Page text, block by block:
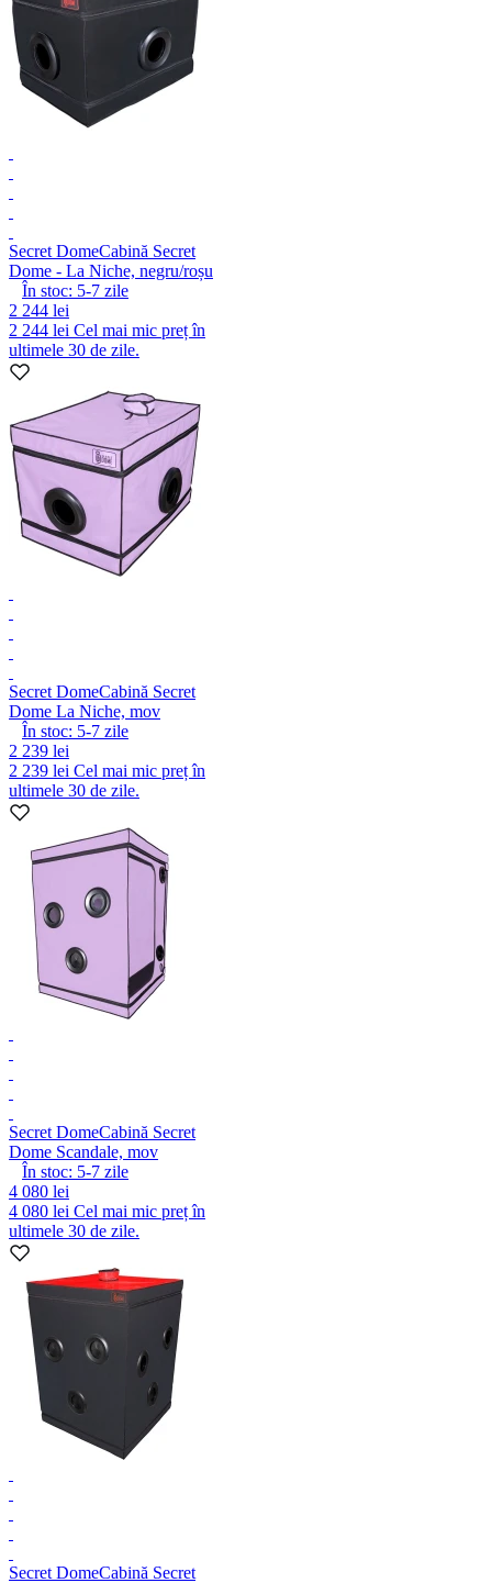
Secret DomeCabină Secret
Dome - La Niche, negru/roșu
În stoc: 5-7 zile
2 244 lei
2 244 lei Cel mai mic preț în
ultimele 30 de zile.
Secret DomeCabină Secret
Dome La Niche, mov
În stoc: 5-7 zile
2 239 lei
2 239 lei Cel mai mic preț în
ultimele 30 de zile.
Secret DomeCabină Secret
Dome Scandale, mov
În stoc: 5-7 zile
4 080 lei
4 080 lei Cel mai mic preț în
ultimele 30 de zile.
Secret DomeCabină Secret